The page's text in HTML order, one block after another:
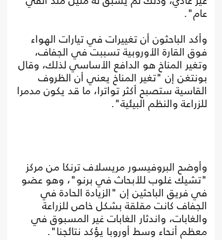
عام".
وأكد الباحثون أن تغييرات في تيارات الهواء
فوق القارة الأوروبية تسببت في الجفاف،
وتغير المناخ هو الدافع الأساسي لذلك، وقال
بونتغن إن "تغير المناخ يعني أن الظروف
القاسية ستصبح أكثر تواترا، ما قد يكون مدمرا
للزراعة والنظم البيئية".
وأوضح البروفيسور مريسلاف ترنكا من مركز
"تشيك غلوب للأبحاث في برنو"، وهو عضو
في فريق الباحثين إن "الزيادة الحادة في
الجفاف كانت مقلقة بشكل خاص للزراعة
والغابات، واندثار الغابات غير المسبوق في
معظم أنحاء وسط أوروبا يؤكد نتائجنا".